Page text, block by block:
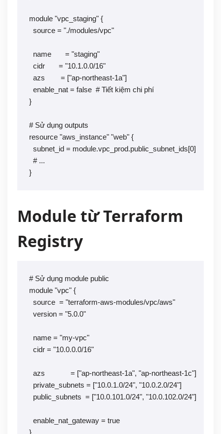
module "vpc_staging" {
  source = "./modules/vpc"
  name       = "staging"
  cidr       = "10.1.0.0/16"
  azs        = ["ap-northeast-1a"]
  enable_nat = false  # Tiết kiệm chi phí
}
# Sử dụng outputs
resource "aws_instance" "web" {
  subnet_id = module.vpc_prod.public_subnet_ids[0]
  # ...
}
Module từ Terraform
Registry
# Sử dụng module public
module "vpc" {
  source  = "terraform-aws-modules/vpc/aws"
  version = "5.0.0"
  name = "my-vpc"
  cidr = "10.0.0.0/16"
  azs             = ["ap-northeast-1a", "ap-northeast-1c"]
  private_subnets = ["10.0.1.0/24", "10.0.2.0/24"]
  public_subnets  = ["10.0.101.0/24", "10.0.102.0/24"]
  enable_nat_gateway = true